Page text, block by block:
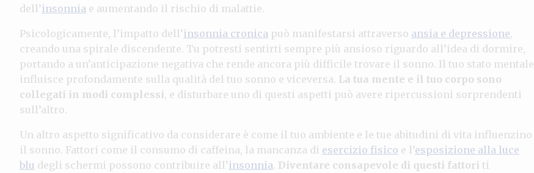
dell’insonnia e aumentando il rischio di malattie.
Psicologicamente, l’impatto dell’insonnia cronica può manifestarsi attraverso ansia e depressione,
creando una spirale discendente. Tu potresti sentirti sempre più ansioso riguardo all’idea di dormire,
portando a un’anticipazione negativa che rende ancora più difficile trovare il sonno. Il tuo stato mentale
influisce profondamente sulla qualità del tuo sonno e viceversa. La tua mente e il tuo corpo sono
collegati in modi complessi, e disturbare uno di questi aspetti può avere ripercussioni sorprendenti
sull’altro.
Un altro aspetto significativo da considerare è come il tuo ambiente e le tue abitudini di vita influenzino
il sonno. Fattori come il consumo di caffeina, la mancanza di esercizio fisico e l’esposizione alla luce
blu degli schermi possono contribuire all’insonnia. Diventare consapevole di questi fattori ti